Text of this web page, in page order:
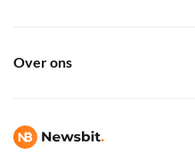
Over ons